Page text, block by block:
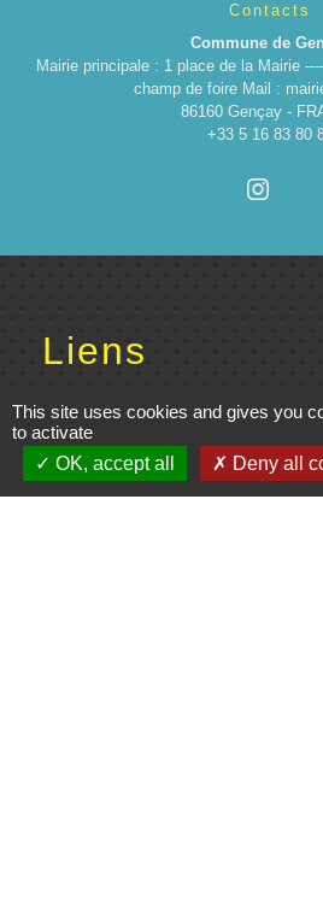
Contacts
Commune de
Mairie principale : 1 place de la Mairie
champ de foire Mail :
86160 Gençay -
+33 5 16 83 80
Liens
Cinéma
Office de tourisme du Civraisien
en Poitou
This site uses cookies and gives you
to activate
OK, accept all
Deny all